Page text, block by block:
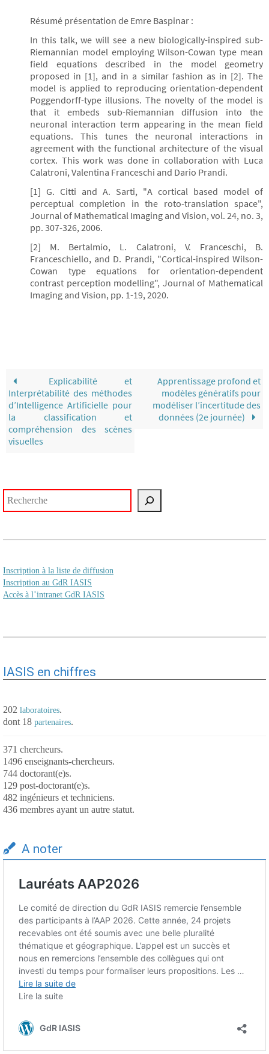
Résumé présentation de Emre Baspinar :
In this talk, we will see a new biologically-inspired sub-
Riemannian model employing Wilson-Cowan type mean
field equations described in the model geometry
proposed in [1], and in a similar fashion as in [2]. The
model is applied to reproducing orientation-dependent
Poggendorff-type illusions. The novelty of the model is
that it embeds sub-Riemannian diffusion into the
neuronal interaction term appearing in the mean field
equations. This tunes the neuronal interactions in
agreement with the functional architecture of the visual
cortex. This work was done in collaboration with Luca
Calatroni, Valentina Franceschi and Dario Prandi.
[1] G. Citti and A. Sarti, "A cortical based model of
perceptual completion in the roto-translation space",
Journal of Mathematical Imaging and Vision, vol. 24, no. 3,
pp. 307-326, 2006.
[2] M. Bertalmío, L. Calatroni, V. Franceschi, B.
Franceschiello, and D. Prandi, "Cortical-inspired Wilson-
Cowan type equations for orientation-dependent
contrast perception modelling", Journal of Mathematical
Imaging and Vision, pp. 1-19, 2020.
Explicabilité et
Interprétabilité des méthodes
d’Intelligence Artificielle pour
la classification et
compréhension des scènes
visuelles
Apprentissage profond et
modèles génératifs pour
modéliser l’incertitude des
données (2e journée)
Inscription à la liste de diffusion
Inscription au GdR IASIS
Accès à l’intranet GdR IASIS
IASIS en chiffres
202 laboratoires.
dont 18 partenaires.
371 chercheurs.
1496 enseignants-chercheurs.
744 doctorant(e)s.
129 post-doctorant(e)s.
482 ingénieurs et techniciens.
436 membres ayant un autre statut.
A noter